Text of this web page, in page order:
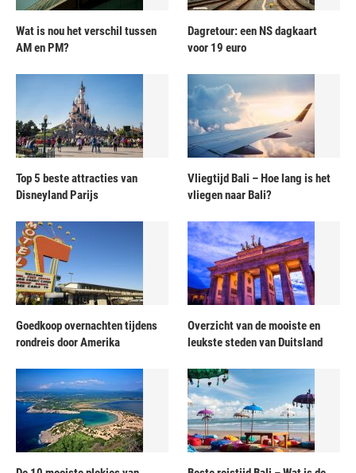
Wat is nou het verschil tussen
AM en PM?
Dagretour: een NS dagkaart
voor 19 euro
Top 5 beste attracties van
Disneyland Parijs
Vliegtijd Bali – Hoe lang is het
vliegen naar Bali?
Goedkoop overnachten tijdens
rondreis door Amerika
Overzicht van de mooiste en
leukste steden van Duitsland